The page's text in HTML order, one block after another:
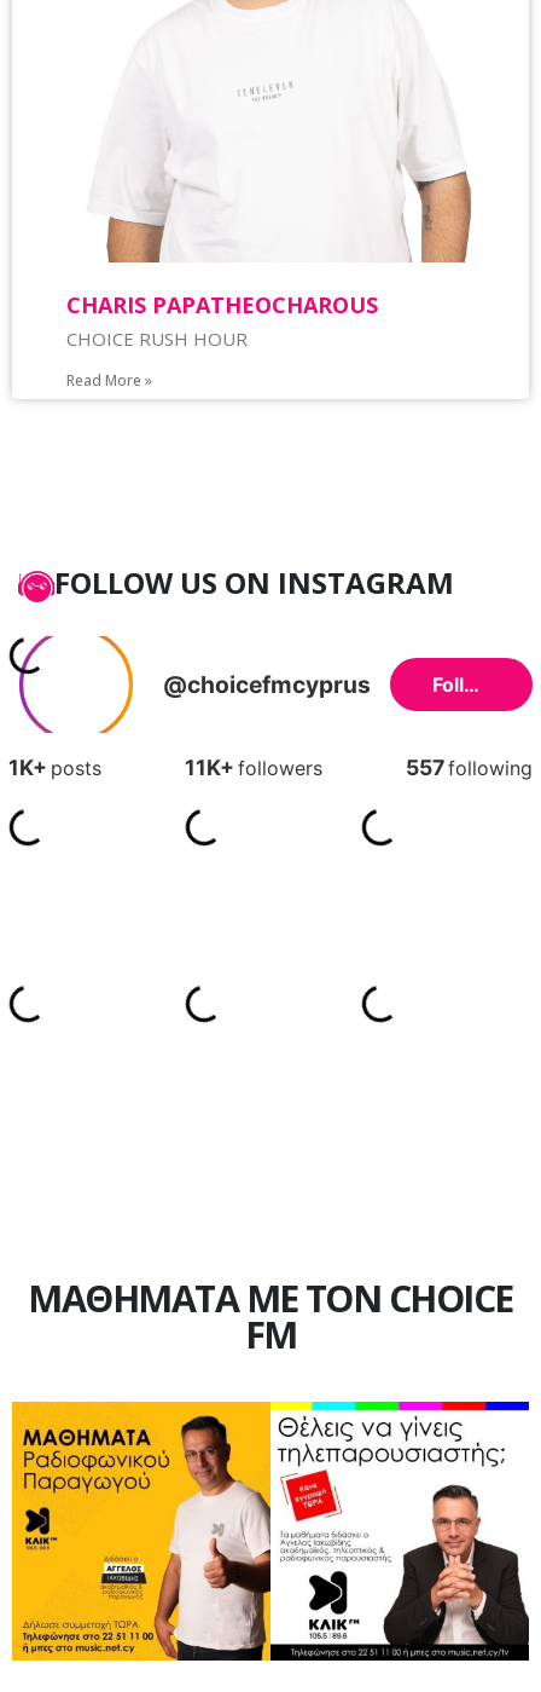
CHARIS PAPATHEOCHAROUS
CHOICE RUSH HOUR
Read More »
FOLLOW US ON INSTAGRAM
ΜΑΘΗΜΑΤΑ ΜΕ ΤΟΝ CHOICE
FM